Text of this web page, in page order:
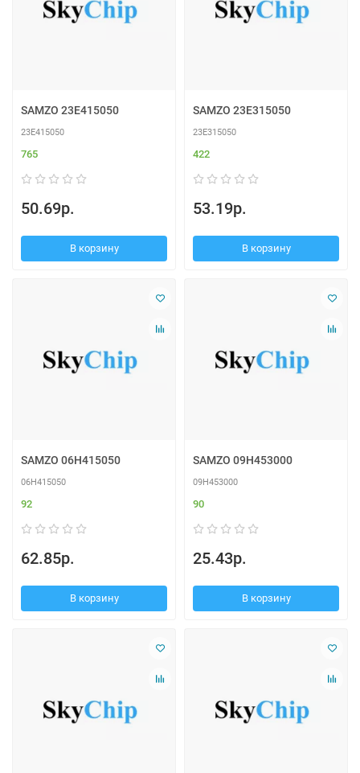
SAMZO 23E415050
23E415050
765
50.69р.
В корзину
SAMZO 23E315050
23E315050
422
53.19р.
В корзину
SAMZO 06H415050
06H415050
92
62.85р.
В корзину
SAMZO 09H453000
09H453000
90
25.43р.
В корзину